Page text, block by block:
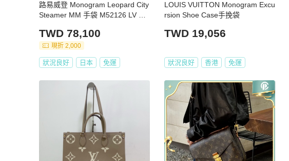
路易威登 Monogram Leopard City
Steamer MM 手袋 M52126 LV Aut
TWD 78,100
現折 2,000
狀況良好 日本 免運
LOUIS VUITTON Monogram Excu
rsion Shoe Case手挽袋
TWD 19,056
狀況良好 香港 免運